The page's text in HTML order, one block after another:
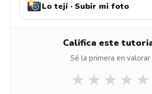
Lo tejí · Subir mi foto
Califica este
Sé la primera en valorar
★ ★ ★ ★ ★